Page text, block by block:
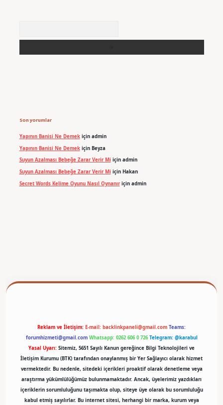
Son yorumlar
Yapının Banisi Ne Demekiçin admin
Yapının Banisi Ne Demekiçin Beyza
Suyun Azalması Bebeğe Zarar Verir Miiçin admin
Suyun Azalması Bebeğe Zarar Verir Miiçin Hakan
Secret Words Kelime Oyunu Nasıl Oynanıriçin admin
Reklam ve İletişim: E-mail: backlinkpaneli@gmail.com Teams:
forumhizmeti@gmail.com Whatsapp: 0262 606 0 726 Telegram: @karabul
Yasal Uyarı: Sitemiz, 5651 Sayılı Kanun gereğince Bilgi Teknolojileri ve
İletişim Kurumu (BTK) tarafından onaylanmış bir Yer Sağlayıcı olarak hizmet
vermektedir. Bu nedenle, sitedeki içerikleri proaktif olarak denetleme veya
araştırma yükümlülüğümüz bulunmamaktadır. Ancak, üyelerimiz yazdıkları
içeriklerin sorumluluğunu taşımakta olup, siteye üye olarak bu sorumluluğu
kabul etmiş sayılırlar. Bu internet sitesi, herhangi bir marka, kurum veya